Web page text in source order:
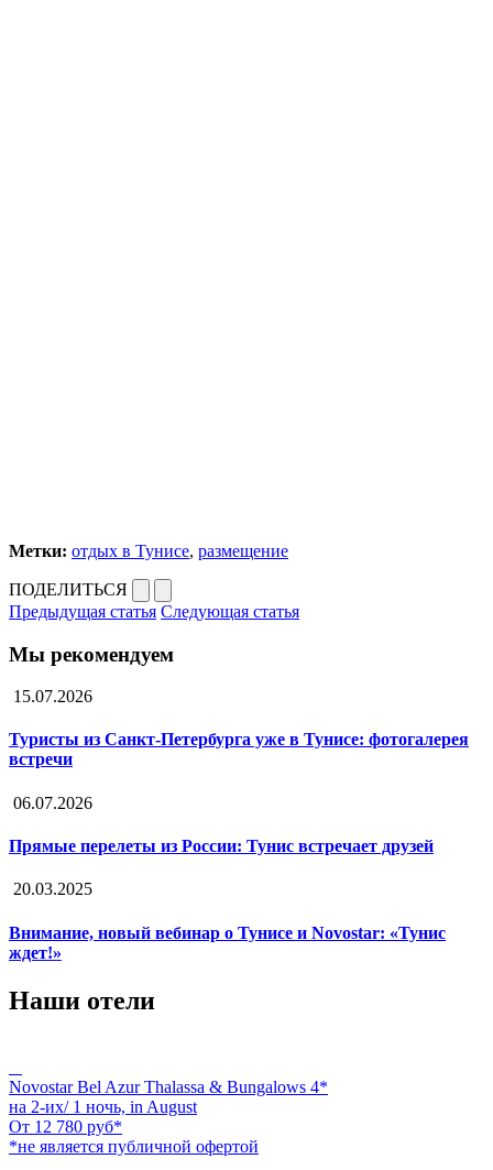
Метки: отдых в Тунисе, размещение
ПОДЕЛИТЬСЯ
Предыдущая статья Следующая статья
Мы рекомендуем
15.07.2026
Туристы из Санкт-Петербурга уже в Тунисе: фотогалерея
встречи
06.07.2026
Прямые перелеты из России: Тунис встречает друзей
20.03.2025
Внимание, новый вебинар о Тунисе и Novostar: «Тунис
ждет!»
Наши отели
Novostar Bel Azur Thalassa & Bungalows 4*
на 2-их/ 1 ночь, in August
От 12 780 руб*
*не является публичной офертой